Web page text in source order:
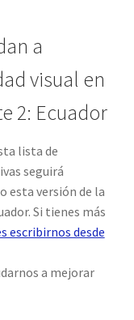
a
visual en
2: Ecuador
lista de
seguirá
esta versión de la
Si tienes más
escribirnos desde
a mejorar